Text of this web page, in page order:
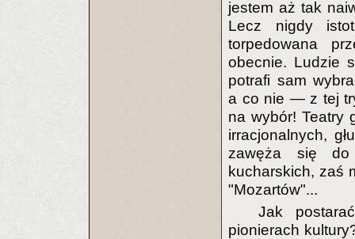
jestem aż tak
Lecz nigdy
torpedowana
obecnie. Ludzie
potrafi sam
a co nie — z tej
na wybór! Teatry
irracjonalnych,
zawęża się do
kucharskich, zaś
"Mozartów"...
Jak
pionierach